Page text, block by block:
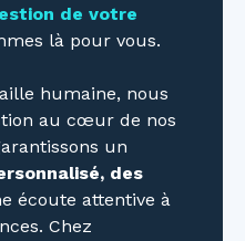
de votre
là pour vous.
humaine, nous
au cœur de nos
un
des
écoute attentive à
Chez